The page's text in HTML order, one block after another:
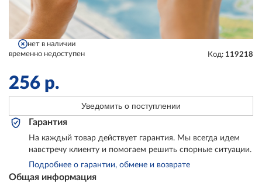
Общая информация
нет в наличии
временно недоступен
Код: 119218
256 р.
Уведомить о поступлении
Гарантия
На каждый товар действует гарантия. Мы всегда идем
навстречу клиенту и помогаем решить спорные ситуации.
Подробнее о гарантии, обмене и возврате